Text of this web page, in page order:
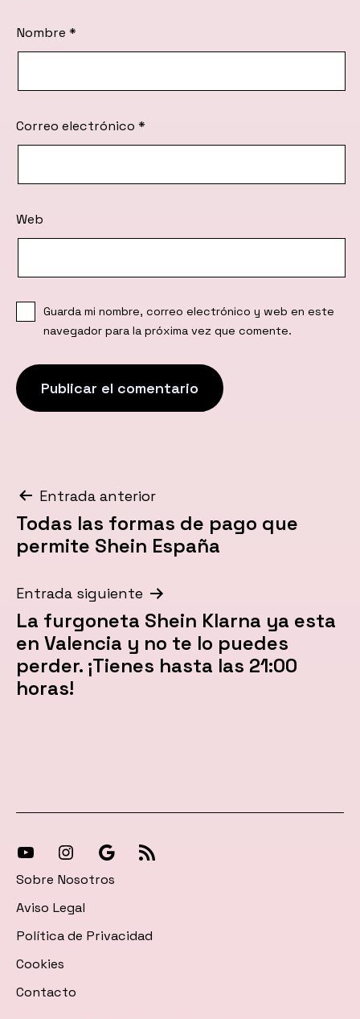
Nombre *
Correo electrónico *
Web
Guarda mi nombre, correo electrónico y web en este
navegador para la próxima vez que comente.
Navegación
de
entradas
Entrada anterior
Todas las formas de pago que
permite Shein España
Entrada siguiente
La furgoneta Shein Klarna ya esta
en Valencia y no te lo puedes
perder. ¡Tienes hasta las 21:00
horas!
[27-
icon
icon=»fa
fa-
instagram»]
[27-
icon
icon=»fa
fa-
Síguenos
News
Sobre Nosotros
Aviso Legal
Política de Privacidad
Cookies
Contacto